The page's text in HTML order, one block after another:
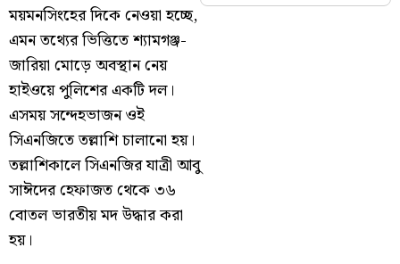
ময়মনসিংহের দিকে নেওয়া হচ্ছে,
এমন তথ্যের ভিত্তিতে শ্যামগঞ্জ-
জারিয়া মোড়ে অবস্থান নেয়
হাইওয়ে পুলিশের একটি দল।
এসময় সন্দেহভাজন ওই
সিএনজিতে তল্লাশি চালানো হয়।
তল্লাশিকালে সিএনজির যাত্রী আবু
সাঈদের হেফাজত থেকে ৩৬
বোতল ভারতীয় মদ উদ্ধার করা
হয়।